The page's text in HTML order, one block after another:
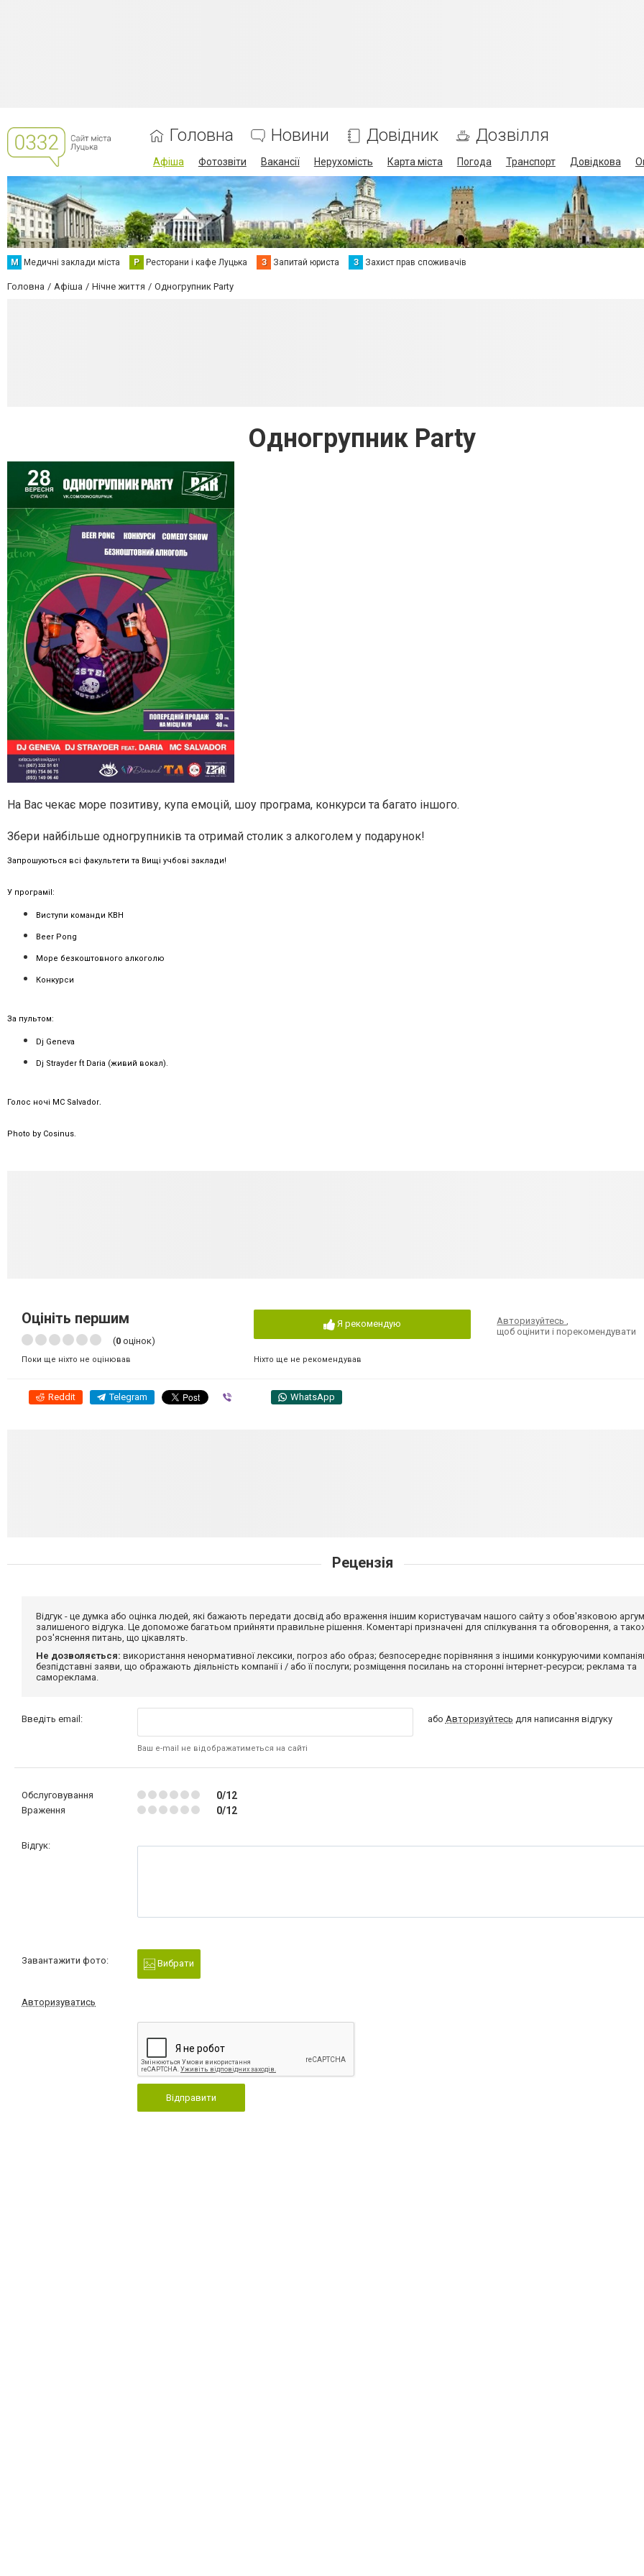
Головна Новини Довідник Дозвілля
Афіша Фотозвіти Вакансії Нерухомість Карта міста Погода Транспорт Довідкова
М Медичні заклади міста Р Ресторани і кафе Луцька З Запитай юриста З Захист прав споживачів
Головна Афіша Нічне життя Одногрупник Party
Одногрупник Party
На Вас чекає море позитиву, купа емоцій, шоу програма, конкурси та багато іншого.
Збери найбільше одногрупників та отримай столик з алкоголем у подарунок!
Запрошуються всі факультети та Вищі учбові заклади!
У програміІ:
Виступи команди КВН
Beer Pong
Море безкоштовного алкоголю
Конкурси
За пультом:
Dj Geneva
Dj Strayder ft Daria (живий вокал).
Голос ночі MC Salvador.
Photo by Cosinus.
Оцініть першим
(0 оцінок)
Поки ще ніхто не оцінював
Я рекомендую
Ніхто ще не рекомендував
Авторизуйтесь,
щоб оцінити і порекомендувати
Reddit Telegram WhatsApp
Рецензія
Відгук - це думка або оцінка людей, які бажають передати досвід або враження іншим користувачам нашого сайту з обов'язковою
залишеного відгука. Це допоможе багатьом прийняти правильне рішення. Коментарі призначені для спілкування та обговорення, а
роз'яснення питань, що цікавлять.
Не дозволяється: використання ненормативної лексики, погроз або образ; безпосереднє порівняння з іншими конкуруючими
безпідставні заяви, що ображають діяльність компанії і / або її послуги; розміщення посилань на сторонні інтернет-ресурси; реклама та
самореклама.
Введіть email:
Ваш e-mail не відображатиметься на сайті
або Авторизуйтесь для написання відгуку
Обслуговування 0/12
Враження 0/12
Відгук:
Завантажити фото: Вибрати
Авторизуватись
Відправити